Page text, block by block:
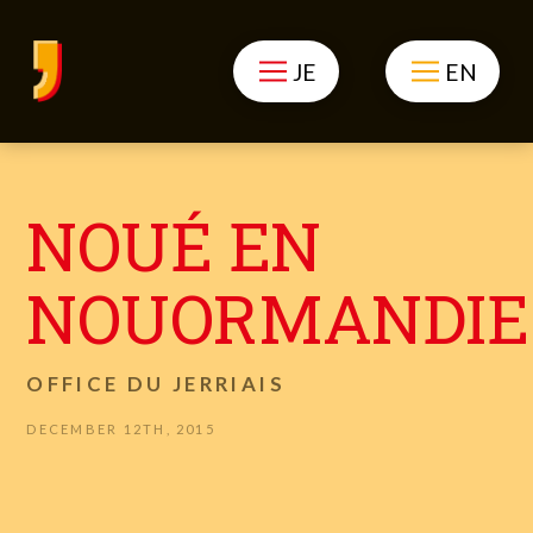
JE EN
NOUÉ EN
NOUORMANDIE
OFFICE DU JERRIAIS
DECEMBER 12TH, 2015